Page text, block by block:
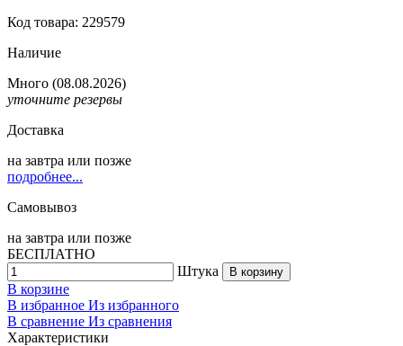
Код товара: 229579
Наличие
Много (08.08.2026)
уточните резервы
Доставка
на завтра или позже
подробнее...
Самовывоз
на завтра или позже
БЕСПЛАТНО
Штука
В корзину
В корзине
В избранное Из избранного
В сравнение Из сравнения
Характеристики